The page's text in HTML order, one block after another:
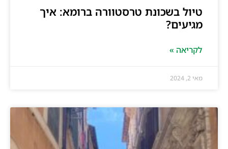
טיול בשכונת טרסטוורה ברומא: איך
מגיעים?
לקריאה »
מאי 2, 2024